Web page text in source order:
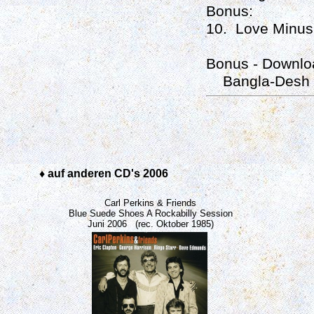
Bonus:
10. Love
Bonus -
Bangla-Desh
♦ auf anderen CD's 2006
Carl Perkins & Friends
Blue Suede Shoes A Rockabilly Session
Juni 2006 (rec. Oktober 1985)